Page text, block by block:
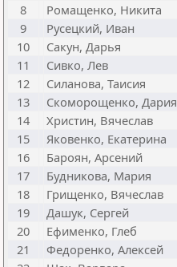
8
Ромащенко, Никита
9
Русецкий, Иван
10
Сакун, Дарья
11
Сивко, Лев
12
Силанова, Таисия
13
Скоморощенко, Дария
14
Христин, Вячеслав
15
Яковенко, Екатерина
16
Бароян, Арсений
17
Будникова, Мария
18
Грищенко, Вячеслав
19
Дашук, Сергей
20
Ефименко, Глеб
21
Федоренко, Алексей